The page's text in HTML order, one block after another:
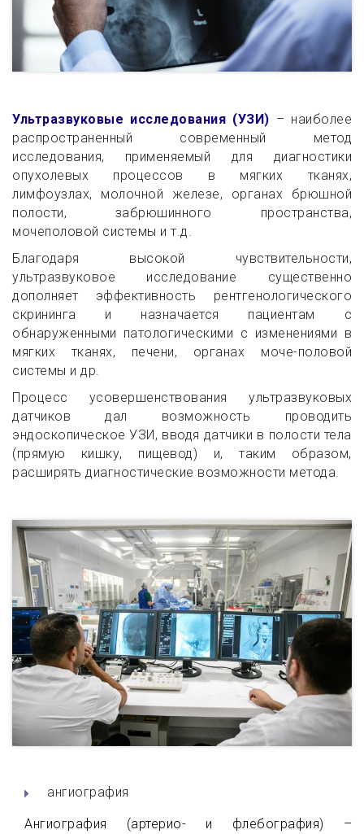
Ультразвуковые исследования (УЗИ) – наиболее
распространенный современный метод
исследования, применяемый для диагностики
опухолевых процессов в мягких тканях,
лимфоузлах, молочной железе, органах брюшной
полости, забрюшинного пространства,
мочеполовой системы и т.д.
Благодаря высокой чувствительности,
ультразвуковое исследование существенно
дополняет эффективность рентгенологического
скрининга и назначается пациентам с
обнаруженными патологическими с изменениями в
мягких тканях, печени, органах моче-половой
системы и др.
Процесс усовершенствования ультразвуковых
датчиков дал возможность проводить
эндоскопическое УЗИ, вводя датчики в полости тела
(прямую кишку, пищевод) и, таким образом,
расширять диагностические возможности метода.
ангиография
Ангиография (артерио- и флебография) –